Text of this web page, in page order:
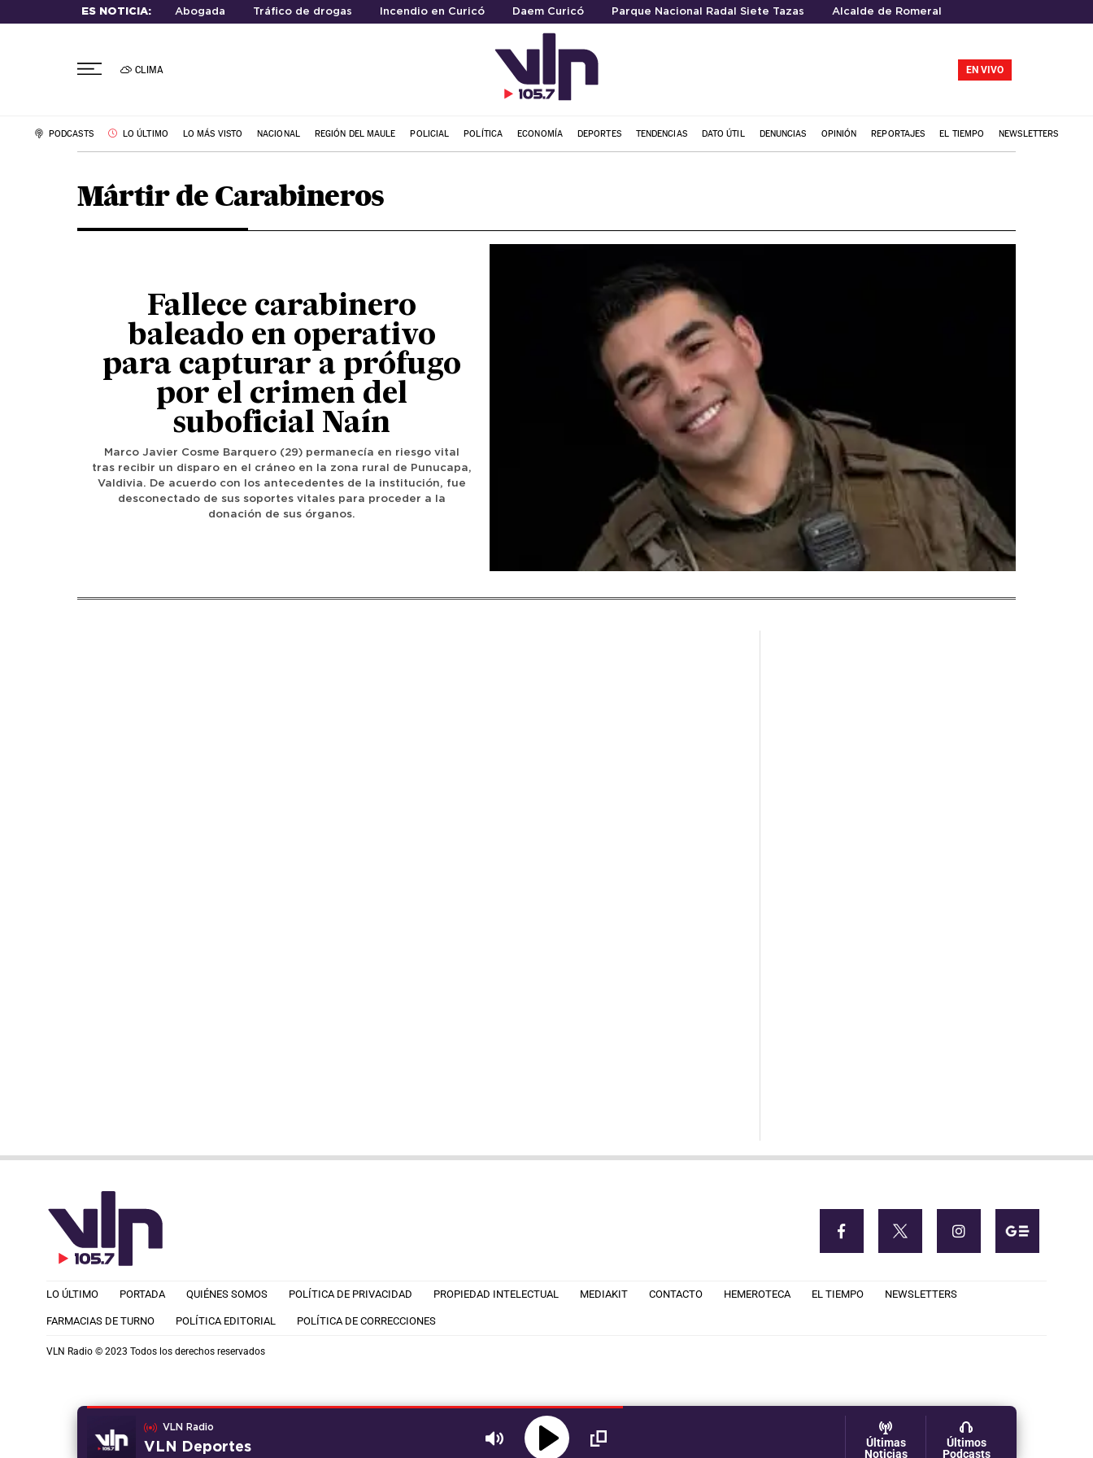
ES NOTICIA: Abogada Tráfico de drogas Incendio en Curicó Daem Curicó Parque Nacional Radal Siete Tazas Alcalde de Romeral
CLIMA EN VIVO
PODCASTS LO ÚLTIMO LO MÁS VISTO NACIONAL REGIÓN DEL MAULE POLICIAL POLÍTICA ECONOMÍA DEPORTES TENDENCIAS DATO ÚTIL DENUNCIAS OPINIÓN REPORTAJES EL TIEMPO NEWSLETTERS
Mártir de Carabineros
Fallece carabinero
baleado en operativo
para capturar a prófugo
por el crimen del
suboficial Naín
Marco Javier Cosme Barquero (29) permanecía en riesgo vital
tras recibir un disparo en el cráneo en la zona rural de Punucapa,
Valdivia. De acuerdo con los antecedentes de la institución, fue
desconectado de sus soportes vitales para proceder a la
donación de sus órganos.
VLN Radio
VLN Deportes
Últimas
Noticias
Últimos
Podcasts
LO ÚLTIMO PORTADA QUIÉNES SOMOS POLÍTICA DE PRIVACIDAD PROPIEDAD INTELECTUAL MEDIAKIT CONTACTO HEMEROTECA EL TIEMPO NEWSLETTERS
FARMACIAS DE TURNO POLÍTICA EDITORIAL POLÍTICA DE CORRECCIONES
VLN Radio © 2023 Todos los derechos reservados